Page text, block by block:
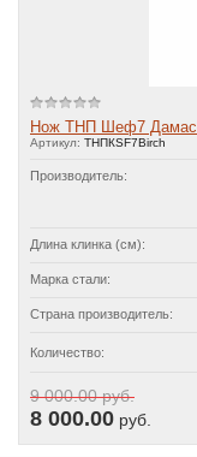
Нож ТНП Шеф7
Артикул: ТНПКSF7Birch
Производитель:
Длина клинка (см):
Марка стали:
Страна производитель:
Количество:
9 000.00руб.
8 000.00 руб.